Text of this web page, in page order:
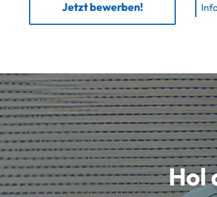
Jetzt bewerben!
Hol